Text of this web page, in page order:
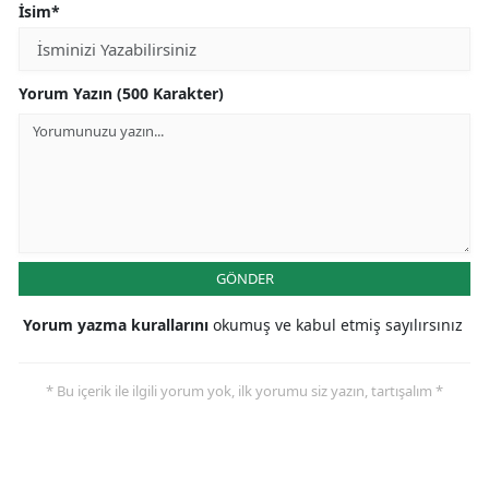
İsim*
Yorum Yazın (500 Karakter)
GÖNDER
Yorum yazma kurallarını okumuş ve kabul etmiş sayılırsınız
* Bu içerik ile ilgili yorum yok, ilk yorumu siz yazın, tartışalım *